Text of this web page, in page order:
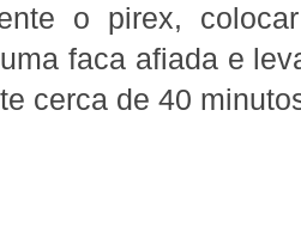
o pirex,
faca afiada e
cerca de 40